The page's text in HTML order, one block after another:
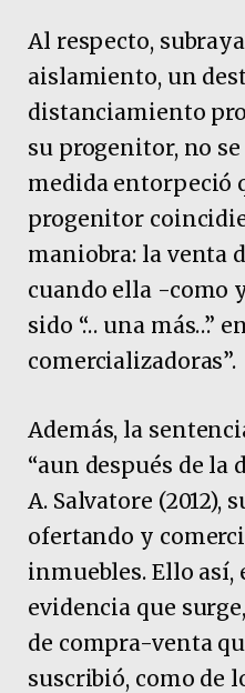
Al respecto,
aislamiento, un
distanciamiento
su progenitor, no
medida entorpeció
progenitor
maniobra: la venta
cuando ella -como
sido “… una más…”
comercializadoras”.
Además, la
“aun después de la
A. Salvatore (2012),
ofertando y
inmuebles. Ello
evidencia que
de compra-venta
suscribió, como de